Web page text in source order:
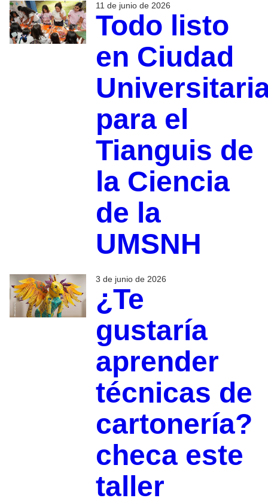
11 de junio de 2026
Todo listo
en Ciudad
para el
Tianguis de
la Ciencia
de la
UMSNH
3 de junio de 2026
¿Te
gustaría
aprender
técnicas de
cartonería?
checa este
taller